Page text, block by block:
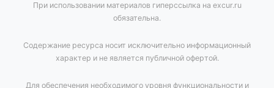
При использовании материалов гиперссылка на excur.ru
обязательна.
Содержание ресурса носит исключительно информационный
характер и не является публичной офертой.
Для обеспечения необходимого уровня функциональности и